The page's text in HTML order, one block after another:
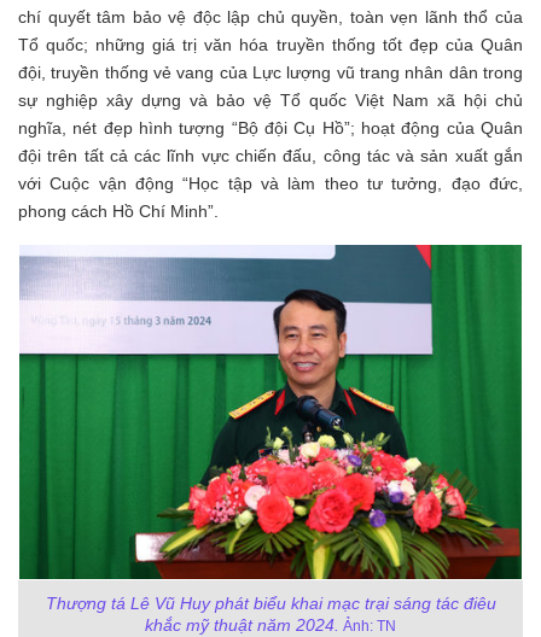
chí quyết tâm bảo vệ độc lập chủ quyền, toàn vẹn lãnh thổ của
Tổ quốc; những giá trị văn hóa truyền thống tốt đẹp của Quân
đội, truyền thống vẻ vang của Lực lượng vũ trang nhân dân trong
sự nghiệp xây dựng và bảo vệ Tổ quốc Việt Nam xã hội chủ
nghĩa, nét đẹp hình tượng “Bộ đội Cụ Hồ”; hoạt động của Quân
đội trên tất cả các lĩnh vực chiến đấu, công tác và sản xuất gắn
với Cuộc vận động “Học tập và làm theo tư tưởng, đạo đức,
phong cách Hồ Chí Minh”.
Thượng tá Lê Vũ Huy phát biểu khai mạc trại sáng tác điêu
khắc mỹ thuật năm 2024. Ảnh: TN